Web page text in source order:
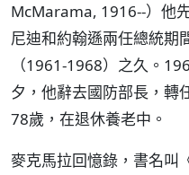
McMarama, 1916--）他
尼迪和約翰遜兩任總統期
（1961-1968）之久。
夕，他辭去國防部長，轉
78歲，在退休養老中。
麥克馬拉回憶錄，書名叫